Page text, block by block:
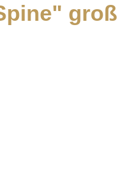
groß